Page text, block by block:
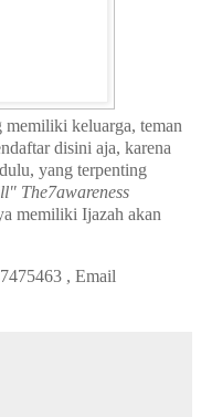
keluarga, teman
disini aja, karena
yang terpenting
The7awareness
memiliki Ijazah akan
, Email